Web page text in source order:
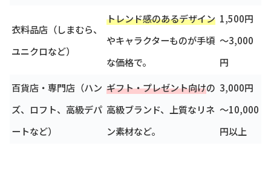
衣料品店（しまむら、
ユニクロなど）
トレンド感のあるデザイン
やキャラクターものが手頃
な価格で。
1,500円
～3,000
円
百貨店・専門店（ハン
ズ、ロフト、高級デパ
ートなど）
ギフト・プレゼント向けの
高級ブランド、上質なリネ
ン素材など。
3,000円
～10,000
円以上